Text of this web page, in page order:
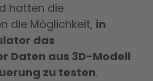
hatten die
die Möglichkeit, in
das
Daten aus 3D-Modell
zu testen.